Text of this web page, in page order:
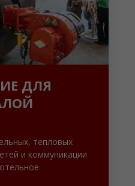
ДЛЯ
тепловых
и коммуникации